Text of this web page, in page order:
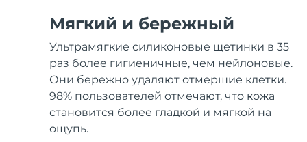
Мягкий и бережный
Ультрамягкие силиконовые щетинки в 35
раз более гигиеничные, чем нейлоновые.
Они бережно удаляют отмершие клетки.
98% пользователей отмечают, что кожа
становится более гладкой и мягкой на
ощупь.